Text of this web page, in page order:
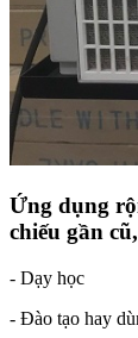
Ứng dụng
chiếu gần
- Dạy học
- Đào tạo hay